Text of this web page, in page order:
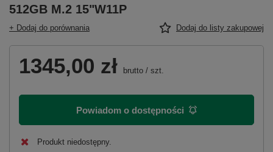
512GB M.2 15"W11P
+ Dodaj do porównania Dodaj do listy zakupowej
1345,00 zł brutto / szt.
Powiadom o dostępności
Produkt niedostępny